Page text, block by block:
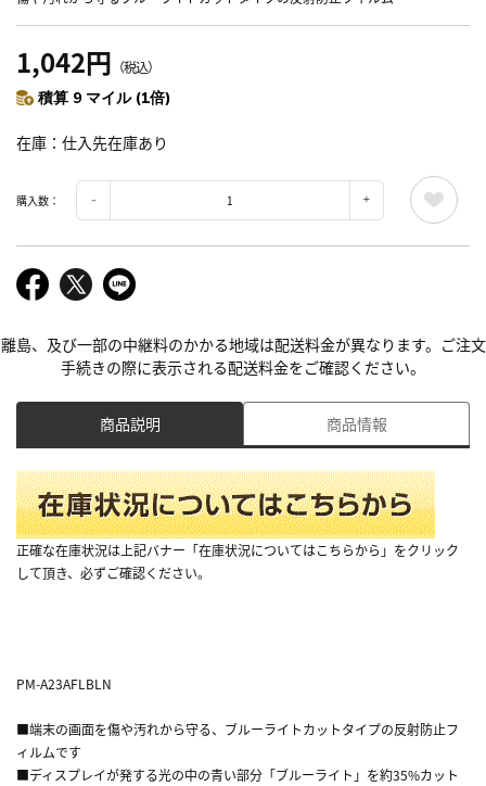
1,042円 （税込）
積算 9 マイル (1倍)
在庫 仕入先在庫あり
購入数：
離島、及び一部の中継料のかかる地域は配送料金が異なります。ご注文
手続きの際に表示される配送料金をご確認ください。
商品説明 商品情報
正確な在庫状況は上記バナー「在庫状況についてはこちらから」をクリック
して頂き、必ずご確認ください。
PM-A23AFLBLN
■端末の画面を傷や汚れから守る、ブルーライトカットタイプの反射防止フ
ィルムです
■ディスプレイが発する光の中の青い部分「ブルーライト」を約35%カット